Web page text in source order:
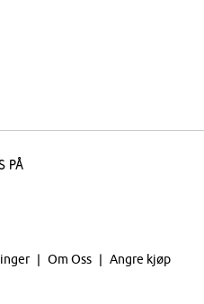
på
Om Oss Angre kjøp